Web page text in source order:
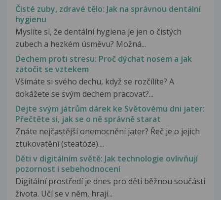
Čisté zuby, zdravé tělo: Jak na správnou dentální
hygienu
Myslíte si, že dentální hygiena je jen o čistých
zubech a hezkém úsměvu? Možná...
Dechem proti stresu: Proč dýchat nosem a jak
zatočit se vztekem
Všímáte si svého dechu, když se rozčílíte? A
dokážete se svým dechem pracovat?...
Dejte svým játrům dárek ke Světovému dni jater:
Přečtěte si, jak se o ně správně starat
Znáte nejčastější onemocnění jater? Řeč je o jejich
ztukovatění (steatóze)....
Děti v digitálním světě: Jak technologie ovlivňují
pozornost i sebehodnocení
Digitální prostředí je dnes pro děti běžnou součástí
života. Učí se v něm, hrají...